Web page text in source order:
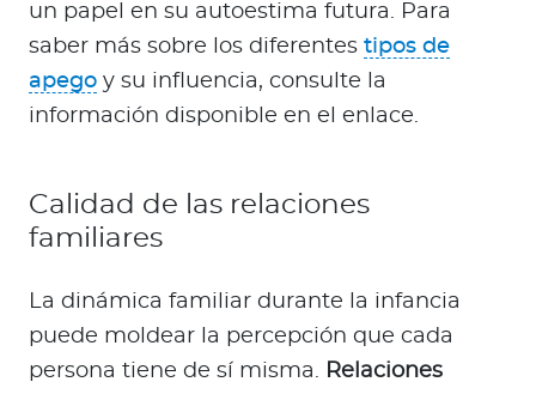
un papel en su autoestima futura. Para
saber más sobre los diferentes tipos de
apego y su influencia, consulte la
información disponible en el enlace.
Calidad de las relaciones
familiares
La dinámica familiar durante la infancia
puede moldear la percepción que cada
persona tiene de sí misma. Relaciones